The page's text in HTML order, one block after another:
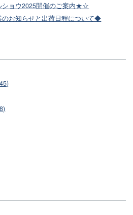
ョウ2025開催のご案内★☆
お知らせと出荷日程について◆